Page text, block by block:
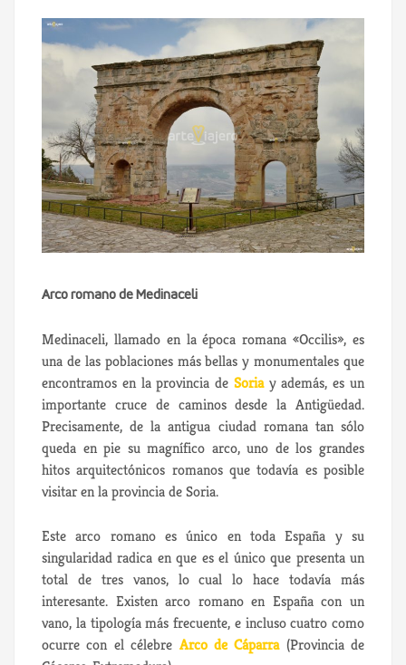
Arco romano de Medinaceli
Medinaceli, llamado en la época romana «Occilis», es
una de las poblaciones más bellas y monumentales que
encontramos en la provincia de Soriay además, es un
importante cruce de caminos desde la Antigüedad.
Precisamente, de la antigua ciudad romana tan sólo
queda en pie su magnífico arco, uno de los grandes
hitos arquitectónicos romanos que todavía es posible
visitar en la provincia de Soria.
Este arco romano es único en toda España y su
singularidad radica en que es el único que presenta un
total de tres vanos, lo cual lo hace todavía más
interesante. Existen arco romano en España con un
vano, la tipología más frecuente, e incluso cuatro como
ocurre con el célebre Arco de Cáparra(Provincia de